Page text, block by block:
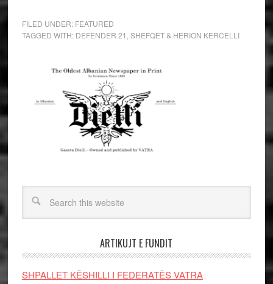
FILED UNDER: FEATURED
TAGGED WITH: DEFENDER 21 SHEFQET & HERION KERCELLI
ARTIKUJT E FUNDIT
SHPALLET KËSHILLI I FEDERATËS VATRA